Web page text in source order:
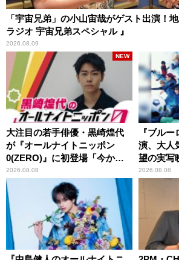
「宇宙兄弟」の小山宙哉がゲスト出演！
ラジオ 宇宙兄弟スペシャル 』
2026.08.09
大注目の若手俳優・黒崎煌代
が『オールナイトニッポン
0(ZERO)』に初登場「今から
とてもワクワクしておりま
す！」
2026.08.08
NEW
『ブル
演、大人
望の実写
2026.08.08